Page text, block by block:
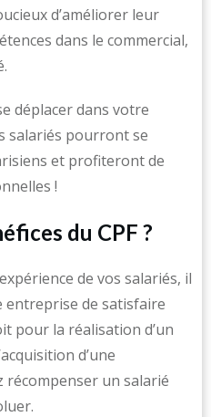
d’améliorer leur
dans le commercial,
déplacer dans votre
salariés pourront se
et profiteront de
!
du CPF ?
de vos salariés, il
de satisfaire
pour la réalisation d’un
d’une
un salarié